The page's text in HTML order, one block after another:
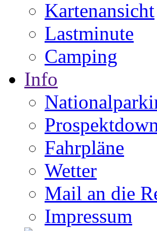
Kartenansicht
Lastminute
Camping
Info
Fahrpläne
Wetter
Mail an die
Impressum